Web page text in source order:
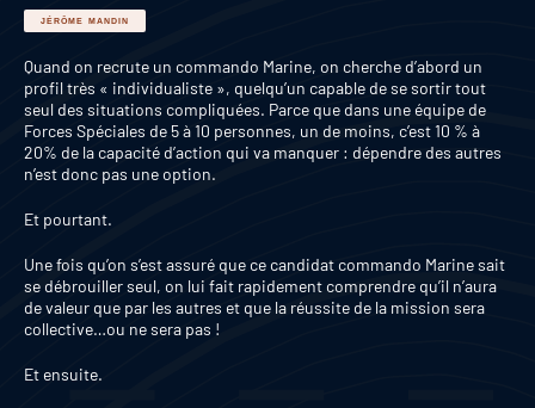
JÉRÔME MANDIN
Quand on recrute un commando Marine, on cherche d’abord un
profil très « individualiste », quelqu’un capable de se sortir tout
seul des situations compliquées. Parce que dans une équipe de
Forces Spéciales de 5 à 10 personnes, un de moins, c’est 10 % à
20% de la capacité d’action qui va manquer : dépendre des autres
n’est donc pas une option.
Et pourtant.
Une fois qu’on s’est assuré que ce candidat commando Marine sait
se débrouiller seul, on lui fait rapidement comprendre qu’il n’aura
de valeur que par les autres et que la réussite de la mission sera
collective…ou ne sera pas !
Et ensuite.